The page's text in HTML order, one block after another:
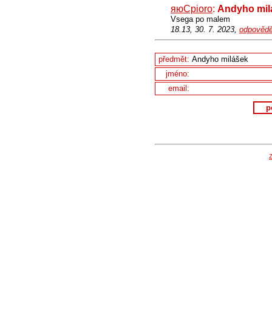
яюCpioro: Andyho
Vsega po malem
18.13, 30. 7. 2023,
předmět:
jméno:
email: